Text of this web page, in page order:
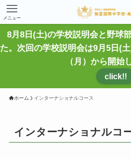
メニュー
8月8日(土)の学校説明会と野球
た。次回の学校説明会は9月5日(
（月）から開始
click!!
ホーム インターナショナルコース
インターナショナルコ